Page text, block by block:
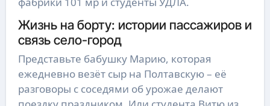
Жизнь на борту: истории пассажиров и
связь село-город
Представьте бабушку Марию, которая
ежедневно везёт сыр на Полтавскую – её
разговоры с соседями об урожае делают